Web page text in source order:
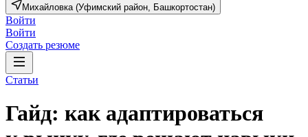
Михайловка (Уфимский район, Башкортостан)
Войти
Войти
Создать резюме
Статьи
Гайд: как адаптироваться